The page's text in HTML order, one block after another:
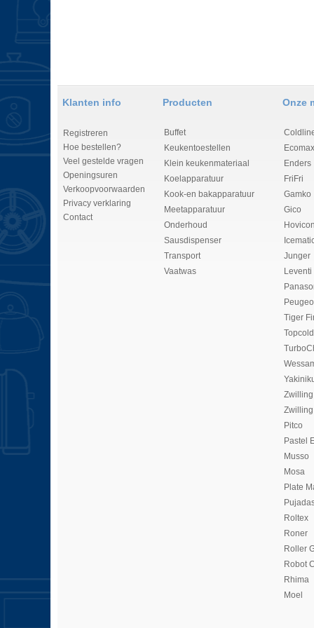
Klanten info
Registreren
Hoe bestellen?
Veel gestelde vragen
Openingsuren
Verkoopvoorwaarden
Privacy verklaring
Contact
Producten
Buffet
Keukentoestellen
Klein keukenmateriaal
Koelapparatuur
Kook-en bakapparatuur
Meetapparatuur
Onderhoud
Sausdispenser
Transport
Vaatwas
Onze
Enders
FriFri
Gamko
Gico
Hovicon
Junger
Leventi
Tiger
Topcold
Zwilling
Zwilling
Pitco
Pastel
Musso
Mosa
Plate
Roltex
Roner
Roller
Robot
Rhima
Moel